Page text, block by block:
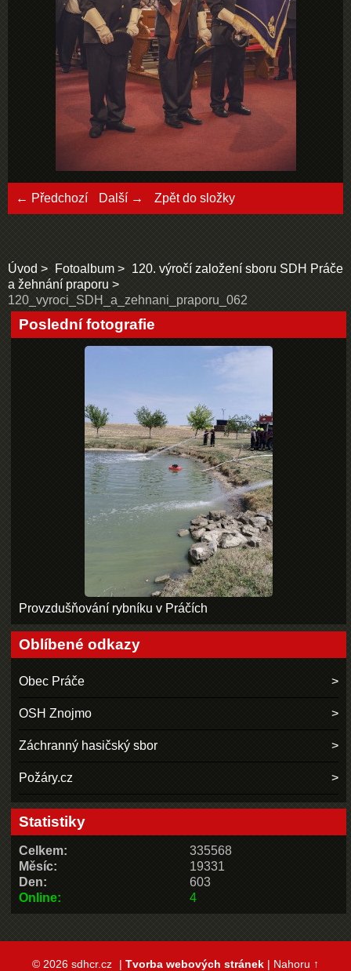
← Předchozí Další → Zpět do složky
Úvod Fotoalbum
120. výročí založení sboru SDH Práče
a žehnání praporu
120_vyroci_SDH_a_zehnani_praporu_062
Poslední fotografie
Provzdušňování rybníku v Práčích
Oblíbené odkazy
Obec Práče
OSH Znojmo
Záchranný hasičský sbor
Požáry.cz
Statistiky
Online: 4
Celkem:
335568
Měsíc:
19331
Den:
603
© 2026 sdhcr.cz | Tvorba webových stránek | Nahoru ↑